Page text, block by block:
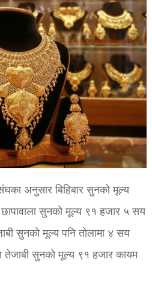
अनुसार बिहिबार सुनको मूल्य
सुनको मूल्य ९१ हजार ५ सय
सुनको मूल्य पनि तोलामा ४ सय
सुनको मूल्य ९१ हजार कायम